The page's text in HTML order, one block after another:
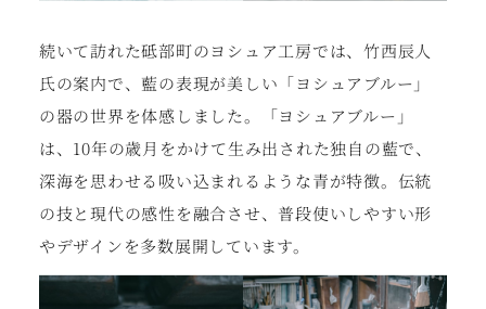
続いて訪れた砥部町のヨシュア工房では、竹西辰人
氏の案内で、藍の表現が美しい「ヨシュアブルー」
の器の世界を体感しました。「ヨシュアブルー」
は、10年の歳月をかけて生み出された独自の藍で、
深海を思わせる吸い込まれるような青が特徴。伝統
の技と現代の感性を融合させ、普段使いしやすい形
やデザインを多数展開しています。